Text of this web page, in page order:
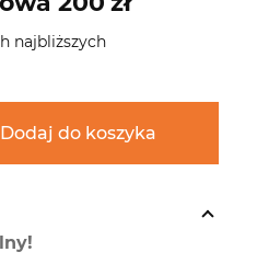
najbliższych
Dodaj do koszyka